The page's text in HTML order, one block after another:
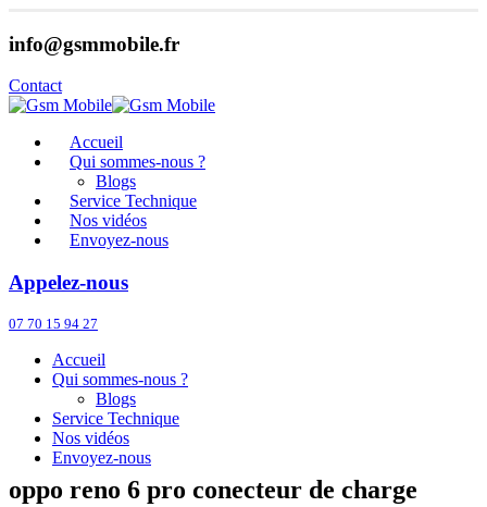
info@gsmmobile.fr
Contact
Accueil
Qui sommes-nous ?
Blogs
Service Technique
Nos vidéos
Envoyez-nous
Appelez-nous
07 70 15 94 27
Accueil
Qui sommes-nous ?
Blogs
Service Technique
Nos vidéos
Envoyez-nous
oppo reno 6 pro conecteur de charge